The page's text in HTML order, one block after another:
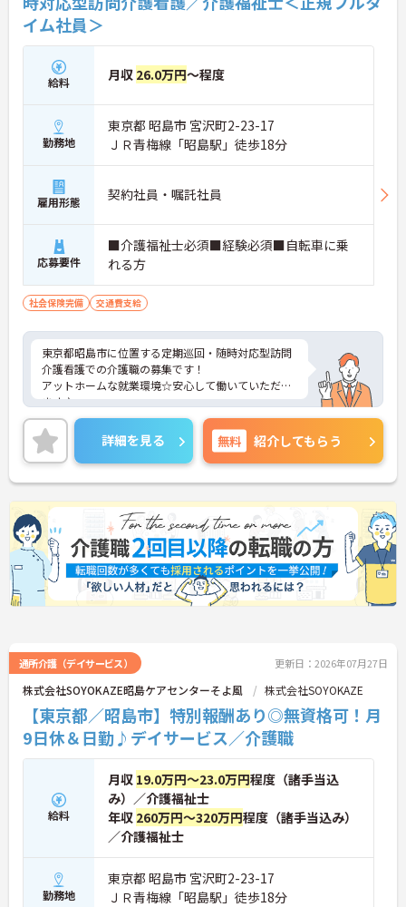
イム社員＞
給料 月収 26.0万円～程度
勤務地
東京都 昭島市 宮沢町2-23-17
ＪＲ青梅線「昭島駅」徒歩18分
雇用形態 契約社員・嘱託社員
応募要件
■介護福祉士必須■経験必須■自転車に乗
れる方
社会保険完備 交通費支給
東京都昭島市に位置する定期巡回・随時対応型訪問
介護看護での介護職の募集です！
アットホームな就業環境☆安心して働いていただけ
ます♪
ご興味ある方には、面接対策ポイントなど、さらに
詳細をお話しいたしますのでお気軽にご相談くださ
い。
詳細を見る 無料 紹介してもらう
通所介護（デイサービス） 更新日：2026年07月27日
株式会社SOYOKAZE昭島ケアセンターそよ風 株式会社SOYOKAZE
【東京都／昭島市】特別報酬あり◎無資格可！月
9日休＆日勤♪デイサービス／介護職
給料
月収 19.0万円～23.0万円程度（諸手当込
み）／介護福祉士
年収 260万円～320万円程度（諸手当込み）
／介護福祉士
勤務地
東京都 昭島市 宮沢町2-23-17
ＪＲ青梅線「昭島駅」徒歩18分